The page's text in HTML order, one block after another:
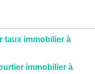
taux immobilier à
immobilier à